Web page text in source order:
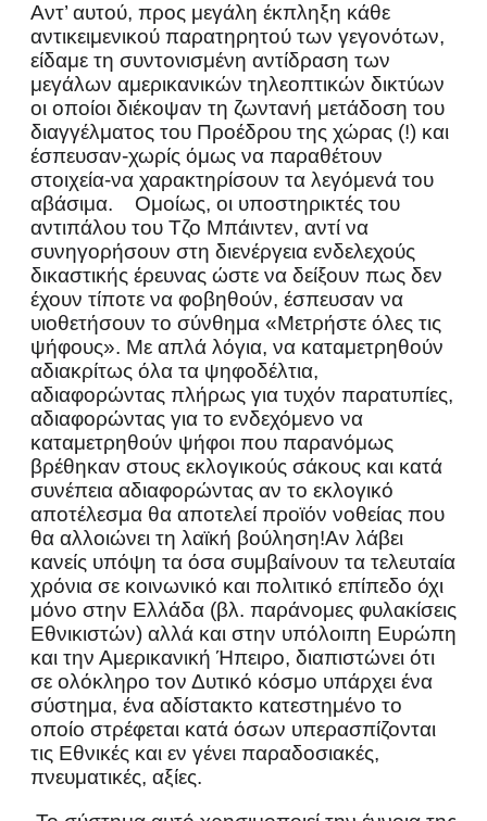
Αντ’ αυτού, προς μεγάλη έκπληξη κάθε
αντικειμενικού παρατηρητού των γεγονότων,
είδαμε τη συντονισμένη αντίδραση των
μεγάλων αμερικανικών τηλεοπτικών δικτύων
οι οποίοι διέκοψαν τη ζωντανή μετάδοση του
διαγγέλματος του Προέδρου της χώρας (!) και
έσπευσαν-χωρίς όμως να παραθέτουν
στοιχεία-να χαρακτηρίσουν τα λεγόμενά του
αβάσιμα. Ομοίως, οι υποστηρικτές του
αντιπάλου του Τζο Μπάιντεν, αντί να
συνηγορήσουν στη διενέργεια ενδελεχούς
δικαστικής έρευνας ώστε να δείξουν πως δεν
έχουν τίποτε να φοβηθούν, έσπευσαν να
υιοθετήσουν το σύνθημα «Μετρήστε όλες τις
ψήφους». Με απλά λόγια, να καταμετρηθούν
αδιακρίτως όλα τα ψηφοδέλτια,
αδιαφορώντας πλήρως για τυχόν παρατυπίες,
αδιαφορώντας για το ενδεχόμενο να
καταμετρηθούν ψήφοι που παρανόμως
βρέθηκαν στους εκλογικούς σάκους και κατά
συνέπεια αδιαφορώντας αν το εκλογικό
αποτέλεσμα θα αποτελεί προϊόν νοθείας που
θα αλλοιώνει τη λαϊκή βούληση!Αν λάβει
κανείς υπόψη τα όσα συμβαίνουν τα τελευταία
χρόνια σε κοινωνικό και πολιτικό επίπεδο όχι
μόνο στην Ελλάδα (βλ. παράνομες φυλακίσεις
Εθνικιστών) αλλά και στην υπόλοιπη Ευρώπη
και την Αμερικανική Ήπειρο, διαπιστώνει ότι
σε ολόκληρο τον Δυτικό κόσμο υπάρχει ένα
σύστημα, ένα αδίστακτο κατεστημένο το
οποίο στρέφεται κατά όσων υπερασπίζονται
τις Εθνικές και εν γένει παραδοσιακές,
πνευματικές, αξίες.